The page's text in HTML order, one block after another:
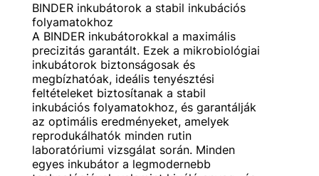
BINDER inkubátorok a stabil inkubációs
folyamatokhoz
A BINDER inkubátorokkal a maximális
precizitás garantált. Ezek a mikrobiológiai
inkubátorok biztonságosak és
megbízhatóak, ideális tenyésztési
feltételeket biztosítanak a stabil
inkubációs folyamatokhoz, és garantálják
az optimális eredményeket, amelyek
reprodukálhatók minden rutin
laboratóriumi vizsgálat során. Minden
egyes inkubátor a legmodernebb